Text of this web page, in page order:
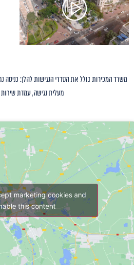
משרד המכירות כולל את הסדרי הנגישות להלן: כניסה
מעלית נגישה, עמדת
marketing cookies and
this content